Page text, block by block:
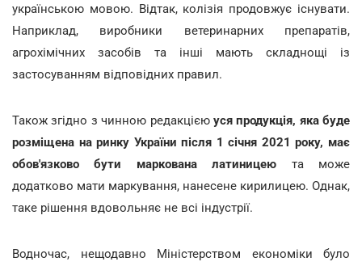
українською мовою. Відтак, колізія продовжує існувати.
Наприклад, виробники ветеринарних препаратів,
агрохімічних засобів та інші мають складнощі із
застосуванням відповідних правил.
Також згідно з чинною редакцією уся продукція, яка буде
розміщена на ринку України після 1 січня 2021 року, має
обов'язково бути маркована латиницею та може
додатково мати маркування, нанесене кирилицею. Однак,
таке рішення вдовольняє не всі індустрії.
Водночас, нещодавно Міністерством економіки було